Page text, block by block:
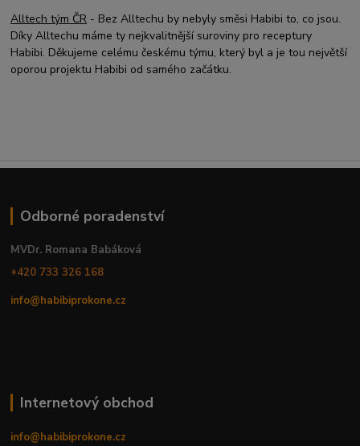
Alltech tým ČR - Bez Alltechu by nebyly směsi Habibi to, co jsou.
Díky Alltechu máme ty nejkvalitnější suroviny pro receptury
Habibi. Děkujeme celému českému týmu, který byl a je tou největší
oporou projektu Habibi od samého začátku.
Odborné poradenství
MVDr. Romana Babáková
+420 733 326 168
info@habibiprokone.cz
Internetový obchod
info@habibiprokone.cz